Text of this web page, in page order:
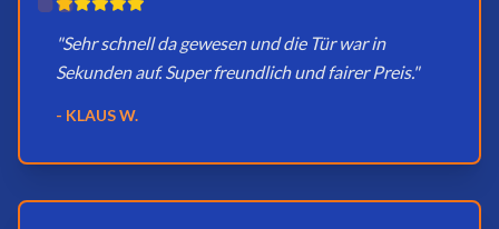
"Sehr schnell da gewesen und die Tür war in
Sekunden auf. Super freundlich und fairer Preis."
- KLAUS W.